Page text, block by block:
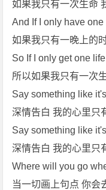
如果我只有一次生命
And If I only have
如果我只有一晚上的
So If I only get one
所以如果我只有一次
Say something like
深情告白 我的心里只
Say something like
深情告白 我的心里只
Where will you go
当一切画上句点 你会